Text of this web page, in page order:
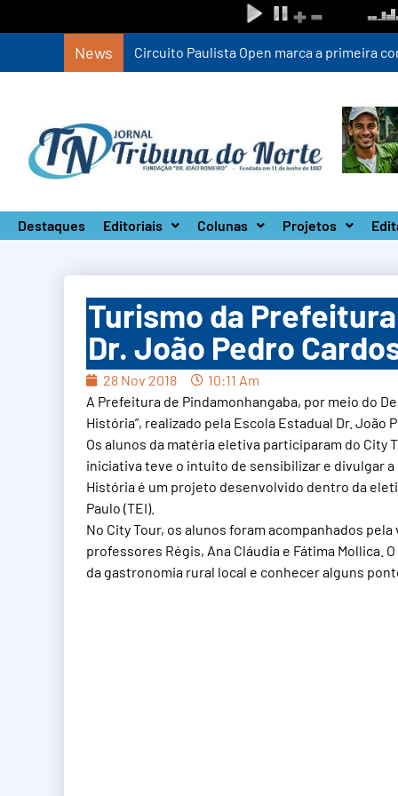
News Circuito Paulista Open marca a primeira
Destaques Editoriais Colunas Projetos
Turismo da
Dr. João Pedro
28 Nov 2018
10:11 Am
A Prefeitura de Pindamonhangaba, por meio do
História”, realizado pela Escola Estadual Dr. João
Os alunos da matéria eletiva participaram do City
iniciativa teve o intuito de sensibilizar e divulgar a
História é um projeto desenvolvido dentro da
Paulo (TEI).
No City Tour, os alunos foram acompanhados
professores Régis, Ana Cláudia e Fátima Mollica.
da gastronomia rural local e conhecer alguns